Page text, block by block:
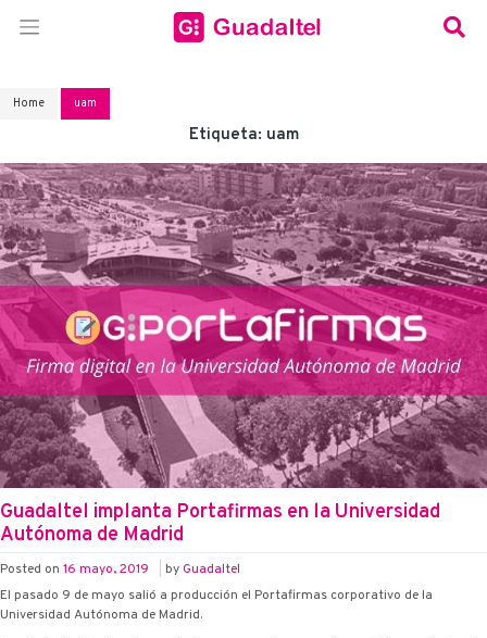
Home uam
Etiqueta: uam
Guadaltel implanta Portafirmas en la Universidad
Autónoma de Madrid
Posted on 16 mayo, 2019 by Guadaltel
El pasado 9 de mayo salió a producción el Portafirmas corporativo de la
Universidad Autónoma de Madrid.